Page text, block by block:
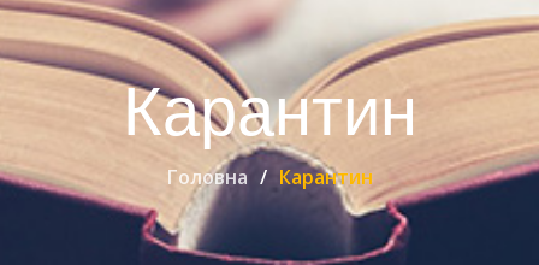
Карантин
Головна Карантин